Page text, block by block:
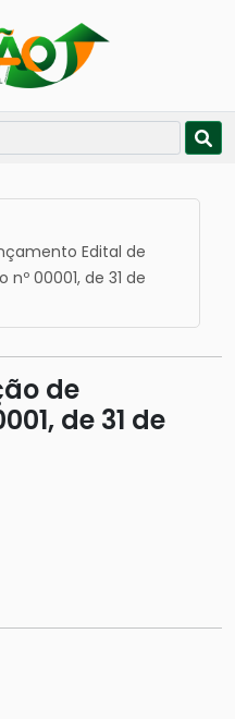
Edital de
00001, de 31 de
de
de 31 de